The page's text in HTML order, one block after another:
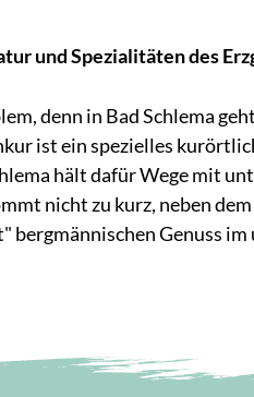
und Spezialitäten des
denn in Bad Schlema
ist ein spezielles
hält dafür Wege mit
nicht zu kurz, neben
bergmännischen Genuss